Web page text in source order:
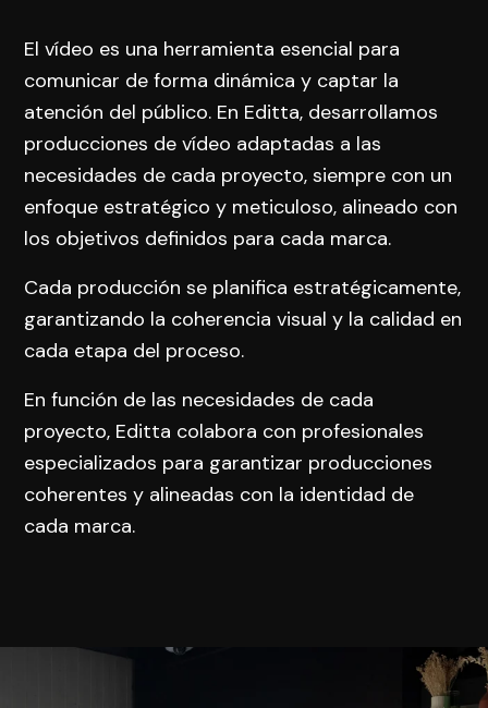
El vídeo es una herramienta esencial para
comunicar de forma dinámica y captar la
atención del público. En Editta, desarrollamos
producciones de vídeo adaptadas a las
necesidades de cada proyecto, siempre con un
enfoque estratégico y meticuloso, alineado con
los objetivos definidos para cada marca.
Cada producción se planifica estratégicamente,
garantizando la coherencia visual y la calidad en
cada etapa del proceso.
En función de las necesidades de cada
proyecto, Editta colabora con profesionales
especializados para garantizar producciones
coherentes y alineadas con la identidad de
cada marca.